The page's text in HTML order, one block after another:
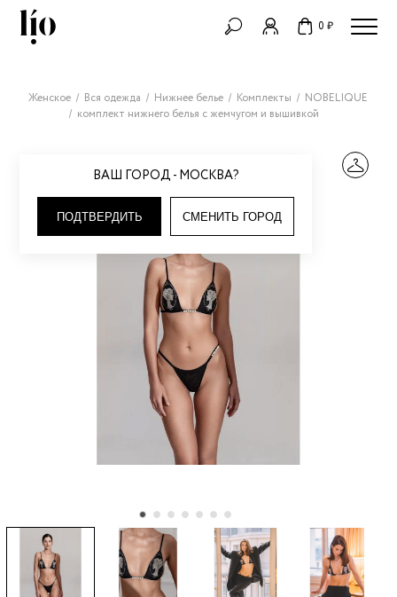
0 ₽
ВАШ ГОРОД - МОСКВА?
ПОДТВЕРДИТЬ СМЕНИТЬ ГОРОД
Женское Вся одежда Нижнее белье Комплекты
NOBELIQUE
комплект нижнего белья с жемчугом и вышивкой